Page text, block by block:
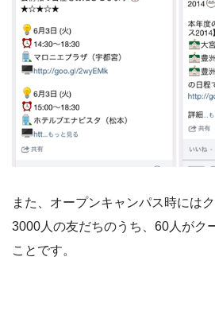
また、オープンキャンパス時には
3000人の友だちのうち、60人がク
ことです。